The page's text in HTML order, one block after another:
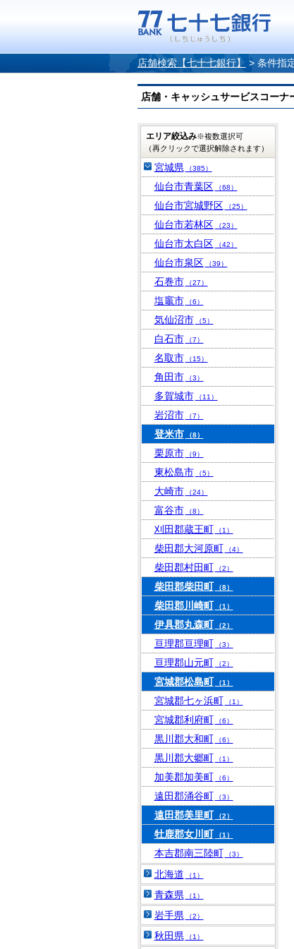
店舗検索【七十七銀行】 > 条件指
店舗・キャッシュサービスコー
エリア絞込み※複数選択可
（再クリックで選択解除されます）
宮城県 （385）
仙台市青葉区 （68）
仙台市宮城野区 （25）
仙台市若林区 （23）
仙台市太白区 （42）
仙台市泉区 （39）
石巻市 （27）
塩竈市 （6）
気仙沼市 （5）
白石市 （7）
名取市 （15）
角田市 （3）
多賀城市 （11）
岩沼市 （7）
登米市 （8）
栗原市 （9）
東松島市 （5）
大崎市 （24）
富谷市 （8）
刈田郡蔵王町 （1）
柴田郡大河原町 （4）
柴田郡村田町 （2）
柴田郡柴田町 （8）
柴田郡川崎町 （1）
伊具郡丸森町 （2）
亘理郡亘理町 （3）
亘理郡山元町 （2）
宮城郡松島町 （1）
宮城郡七ヶ浜町 （1）
宮城郡利府町 （6）
黒川郡大和町 （6）
黒川郡大郷町 （1）
加美郡加美町 （6）
遠田郡涌谷町 （3）
遠田郡美里町 （2）
牡鹿郡女川町 （1）
本吉郡南三陸町 （3）
北海道 （1）
青森県 （1）
岩手県 （2）
秋田県 （1）